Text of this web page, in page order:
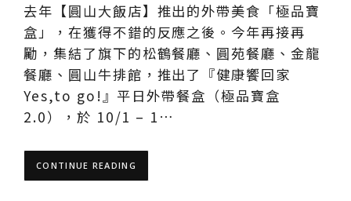
去年【圓山大飯店】推出的外帶美食「極品寶
盒」，在獲得不錯的反應之後。今年再接再
勵，集結了旗下的松鶴餐廳、圓苑餐廳、金龍
餐廳、圓山牛排館，推出了『健康饗回家
Yes,to go!』平日外帶餐盒（極品寶盒
2.0），於 10/1 – 1…
CONTINUE READING